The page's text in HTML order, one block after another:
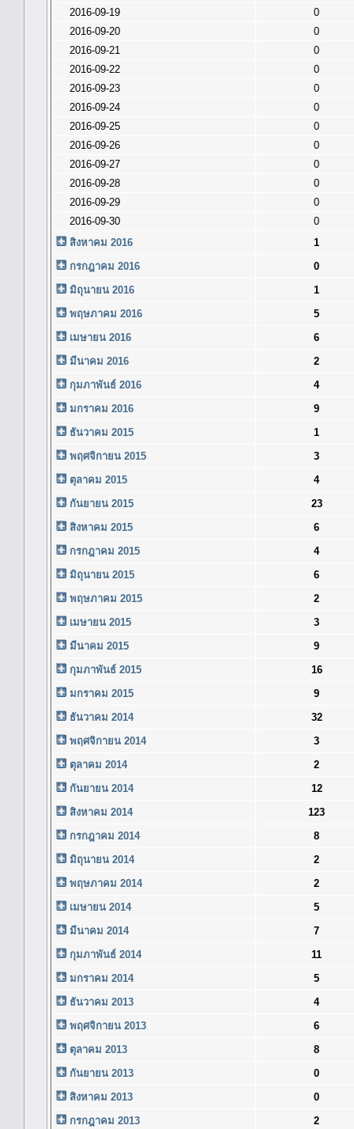
2016-09-19
0
2016-09-20
0
2016-09-21
0
2016-09-22
0
2016-09-23
0
2016-09-24
0
2016-09-25
0
2016-09-26
0
2016-09-27
0
2016-09-28
0
2016-09-29
0
2016-09-30
0
สิงหาคม 2016
1
กรกฎาคม 2016
0
มิถุนายน 2016
1
พฤษภาคม 2016
5
เมษายน 2016
6
มีนาคม 2016
2
กุมภาพันธ์ 2016
4
มกราคม 2016
9
ธันวาคม 2015
1
พฤศจิกายน 2015
3
ตุลาคม 2015
4
กันยายน 2015
23
สิงหาคม 2015
6
กรกฎาคม 2015
4
มิถุนายน 2015
6
พฤษภาคม 2015
2
เมษายน 2015
3
มีนาคม 2015
9
กุมภาพันธ์ 2015
16
มกราคม 2015
9
ธันวาคม 2014
32
พฤศจิกายน 2014
3
ตุลาคม 2014
2
กันยายน 2014
12
สิงหาคม 2014
123
กรกฎาคม 2014
8
มิถุนายน 2014
2
พฤษภาคม 2014
2
เมษายน 2014
5
มีนาคม 2014
7
กุมภาพันธ์ 2014
11
มกราคม 2014
5
ธันวาคม 2013
4
พฤศจิกายน 2013
6
ตุลาคม 2013
8
กันยายน 2013
0
สิงหาคม 2013
0
กรกฎาคม 2013
2